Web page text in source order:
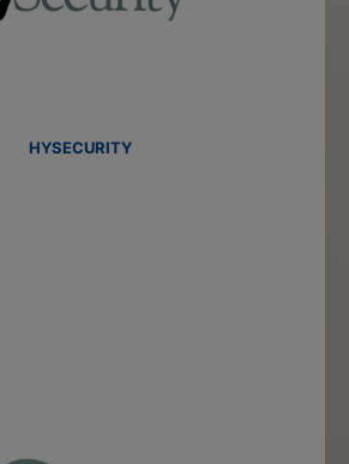
HYSECURITY